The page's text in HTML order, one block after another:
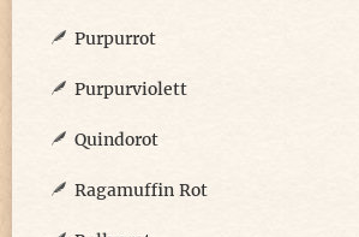
Purpurrot
Purpurviolett
Quindorot
Ragamuffin Rot